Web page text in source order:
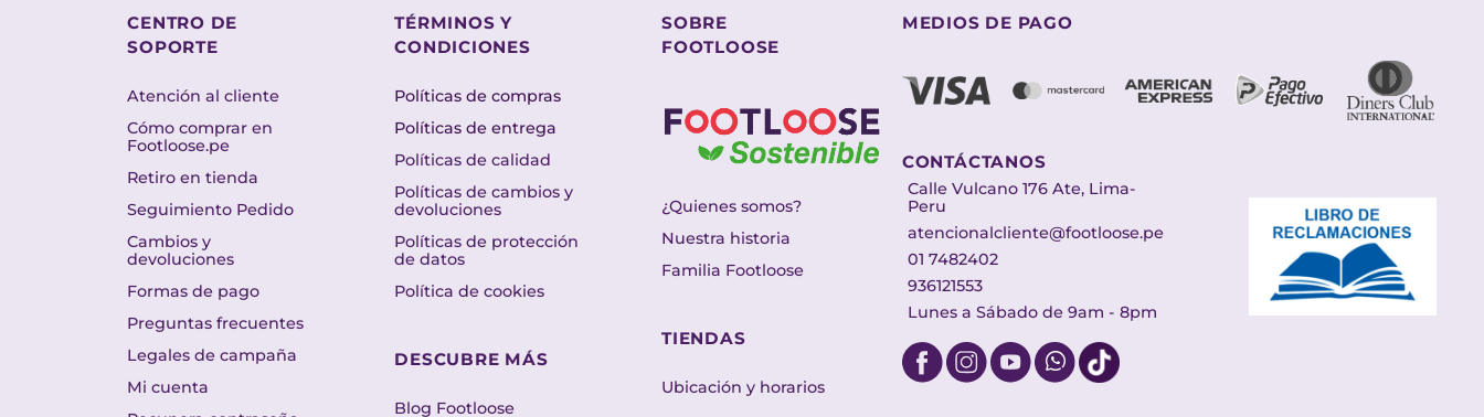
CENTRO DE
SOPORTE
Atención al cliente
Cómo comprar en
Footloose.pe
Retiro en tienda
Seguimiento Pedido
Cambios y
devoluciones
Formas de pago
Preguntas frecuentes
Legales de campaña
Mi cuenta
TÉRMINOS Y
CONDICIONES
Políticas de compras
Políticas de entrega
Políticas de calidad
Políticas de cambios y
devoluciones
Políticas de protección
de datos
Política de cookies
DESCUBRE MÁS
Blog Footloose
SOBRE
FOOTLOOSE
¿Quienes somos?
Nuestra historia
Familia Footloose
TIENDAS
Ubicación y horarios
MEDIOS DE PAGO
CONTÁCTANOS
Calle Vulcano 176 Ate, Lima-
Peru
atencionalcliente@footloose.pe
01 7482402
936121553
Lunes a Sábado de 9am - 8pm